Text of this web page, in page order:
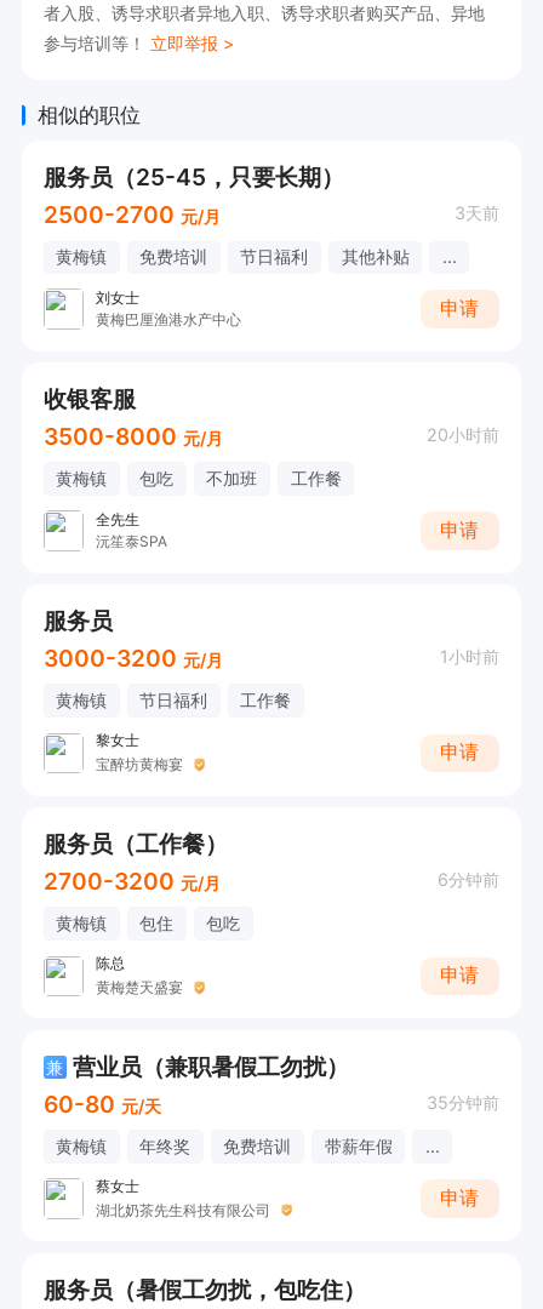
者入股、诱导求职者异地入职、诱导求职者购买产品、异地
参与培训等！ 立即举报 >
相似的职位
服务员（25-45，只要长期）
2500-2700 元/月 3天前
黄梅镇 免费培训 节日福利 其他补贴 ...
刘女士
黄梅巴厘渔港水产中心
申请
收银客服
3500-8000 元/月 20小时前
黄梅镇 包吃 不加班 工作餐
全先生
沅笙泰SPA
申请
服务员
3000-3200 元/月 1小时前
黄梅镇 节日福利 工作餐
黎女士
宝醉坊黄梅宴
申请
服务员（工作餐）
2700-3200 元/月 6分钟前
黄梅镇 包住 包吃
陈总
黄梅楚天盛宴
申请
兼 营业员（兼职暑假工勿扰）
60-80 元/天 35分钟前
黄梅镇 年终奖 免费培训 带薪年假 ...
蔡女士
湖北奶茶先生科技有限公司
申请
服务员（暑假工勿扰，包吃住）